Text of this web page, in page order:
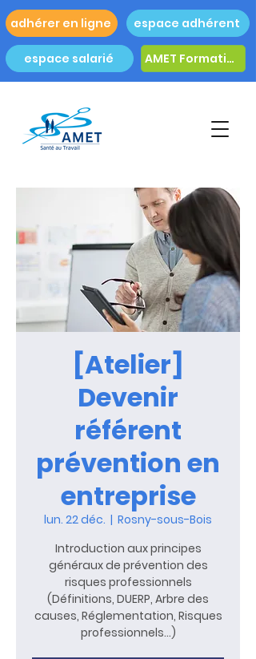
adhérer en ligne espace adhérent
espace salarié AMET Formation
[Atelier]
Devenir
référent
prévention en
entreprise
lun. 22 déc.
  |
Rosny-sous-Bois
Introduction aux principes
généraux de prévention des
risques professionnels
(Définitions, DUERP, Arbre des
causes, Réglementation, Risques
professionnels…)